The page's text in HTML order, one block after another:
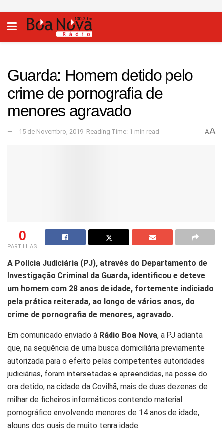
Guarda: Homem detido pelo
crime de pornografia de
menores agravado
15 de Novembro, 2019 Reading Time: 1 min read AA
0
PARTILHAS
A Polícia Judiciária (PJ), através do Departamento de
Investigação Criminal da Guarda, identificou e deteve
um homem com 28 anos de idade, fortemente indiciado
pela prática reiterada, ao longo de vários anos, do
crime de pornografia de menores, agravado.
Em comunicado enviado à Rádio Boa Nova, a PJ adianta
que, na sequência de uma busca domiciliária previamente
autorizada para o efeito pelas competentes autoridades
judiciárias, foram intersetadas e apreendidas, na posse do
ora detido, na cidade da Covilhã, mais de duas dezenas de
milhar de ficheiros informáticos contendo material
pornográfico envolvendo menores de 14 anos de idade,
alguns dos quais de muito tenra idade.